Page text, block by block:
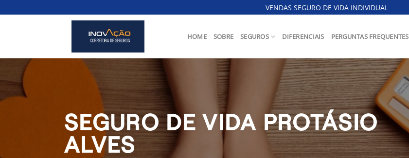
to
VENDAS SEGURO DE VIDA INDIVIDUAL
HOME SOBRE SEGUROS DIFERENCIAIS PERGUNTAS FREQUENTES
SEGURO DE VIDA PROTÁSIO
ALVES